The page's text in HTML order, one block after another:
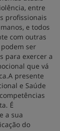
entre
profissionais
e todos
com outras
ser
para exercer a
que vá
presente
e Saúde
É
a sua
do